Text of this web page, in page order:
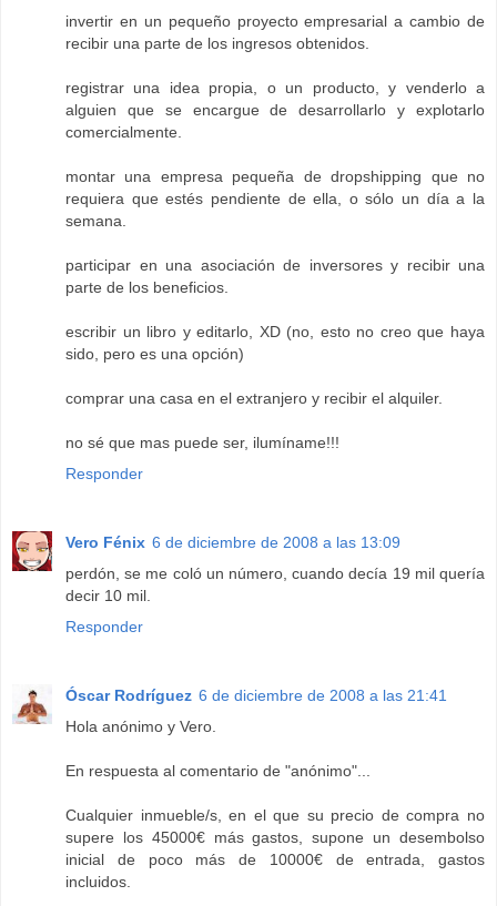
invertir en un pequeño proyecto empresarial a cambio de
recibir una parte de los ingresos obtenidos.
registrar una idea propia, o un producto, y venderlo a
alguien que se encargue de desarrollarlo y explotarlo
comercialmente.
montar una empresa pequeña de dropshipping que no
requiera que estés pendiente de ella, o sólo un día a la
semana.
participar en una asociación de inversores y recibir una
parte de los beneficios.
escribir un libro y editarlo, XD (no, esto no creo que haya
sido, pero es una opción)
comprar una casa en el extranjero y recibir el alquiler.
no sé que mas puede ser, ilumíname!!!
Responder
Vero Fénix 6 de diciembre de 2008 a las 13:09
perdón, se me coló un número, cuando decía 19 mil quería
decir 10 mil.
Responder
Óscar Rodríguez 6 de diciembre de 2008 a las 21:41
Hola anónimo y Vero.
En respuesta al comentario de "anónimo"...
Cualquier inmueble/s, en el que su precio de compra no
supere los 45000€ más gastos, supone un desembolso
inicial de poco más de 10000€ de entrada, gastos
incluidos.